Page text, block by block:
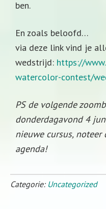
ben.
En zoals beloofd…
via deze link vind je
wedstrijd: https://
watercolor-contest/
PS de volgende
donderdagavond 4
nieuwe cursus,
agenda!
Categorie: Uncategorized